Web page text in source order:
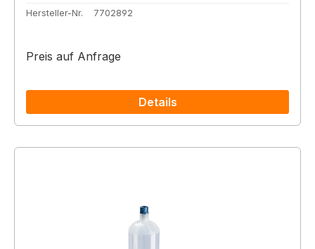
Hersteller-Nr.
7702892
Preis auf Anfrage
Details